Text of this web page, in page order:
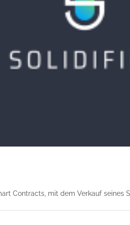
Contracts, mit dem Verkauf seines